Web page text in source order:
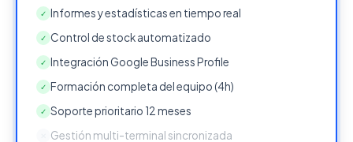
✓ Informes y estadísticas en tiempo real
✓ Control de stock automatizado
✓ Integración Google Business Profile
✓ Formación completa del equipo (4h)
✓ Soporte prioritario 12 meses
Gestión multi-terminal sincronizada